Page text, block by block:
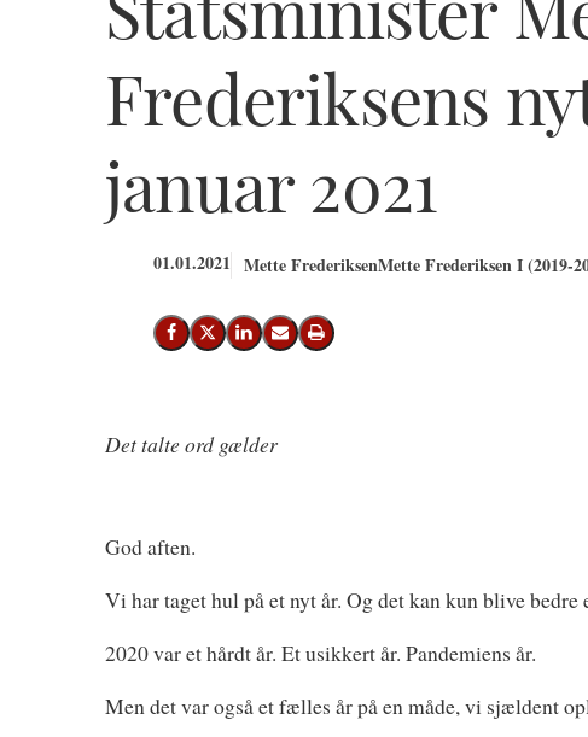
Frederiksens
januar 2021
01.01.2021 Mette FrederiksenMette Frederiksen I (2019-
Del på Facebook
Del på X (Twitter)
Del på LinkedIn
Send email
Print
Det talte ord gælder
God aften.
Vi har taget hul på et nyt år. Og det kan kun blive bedre
2020 var et hårdt år. Et usikkert år. Pandemiens år.
Men det var også et fælles år på en måde, vi sjældent